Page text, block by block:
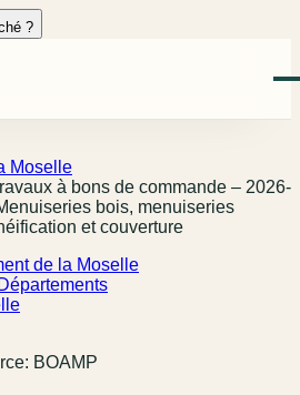
?
Moselle
à bons de commande – 2026-
bois, menuiseries
et couverture
de la Moselle
BOAMP